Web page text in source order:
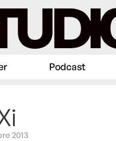
Podcast
2013